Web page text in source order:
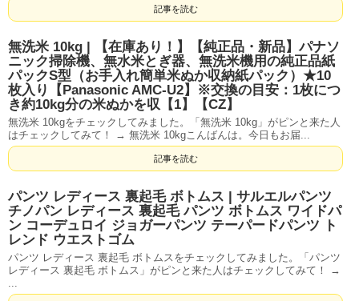
記事を読む
無洗米 10kg | 【在庫あり！】【純正品・新品】パナソ
ニック掃除機、無水米とぎ器、無洗米機用の純正品紙
パックS型（お手入れ簡単米ぬか収納紙パック）★10
枚入り【Panasonic AMC-U2】※交換の目安：1枚につ
き約10kg分の米ぬかを収【1】【CZ】
無洗米 10kgをチェックしてみました。「無洗米 10kg」がピンと来た人
はチェックしてみて！ → 無洗米 10kgこんばんは。今日もお届...
記事を読む
パンツ レディース 裏起毛 ボトムス | サルエルパンツ
チノパン レディース 裏起毛 パンツ ボトムス ワイドパ
ン コーデュロイ ジョガーパンツ テーパードパンツ ト
レンド ウエストゴム
パンツ レディース 裏起毛 ボトムスをチェックしてみました。「パンツ
レディース 裏起毛 ボトムス」がピンと来た人はチェックしてみて！ →
...